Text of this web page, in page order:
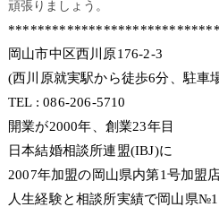
頑張りましょう。
岡山市中区西川原176-2-3
(西川原就実駅から徒歩6分、駐車
TEL : 086-206-5710
開業が2000年、創業23年目
日本結婚相談所連盟(IBJ)に
2007年加盟の岡山県内第1号加盟
人生経験と相談所実績で岡山県№1